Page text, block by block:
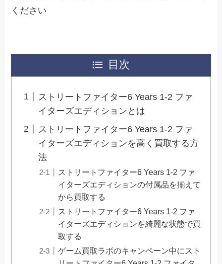
ください
目次
ストリートファイター6 Years 1-2 ファ
イターズエディションとは
ストリートファイター6 Years 1-2 ファ
イターズエディションを高く買取する方
法
ストリートファイター6 Years 1-2 ファ
イターズエディションの付属品を揃えて
から買取する
ストリートファイター6 Years 1-2 ファ
イターズエディションを綺麗な状態で買
取する
ゲーム買取ラボのキャンペーン中にスト